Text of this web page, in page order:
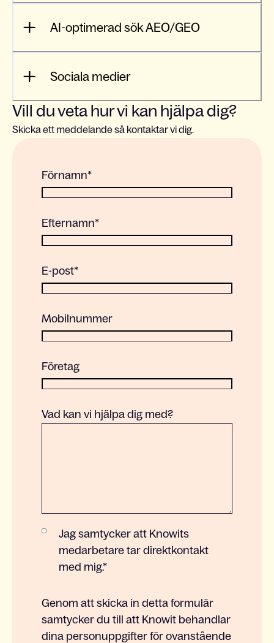
AI-optimerad sök AEO/GEO
Sociala medier
Vill du veta hur vi kan hjälpa dig?
Skicka ett meddelande så kontaktar vi dig.
Förnamn*
Efternamn*
E-post*
Mobilnummer
Företag
Vad kan vi hjälpa dig med?
Jag samtycker att Knowits
medarbetare tar direktkontakt
med mig.*
Genom att skicka in detta formulär
samtycker du till att Knowit behandlar
dina personuppgifter för ovanstående